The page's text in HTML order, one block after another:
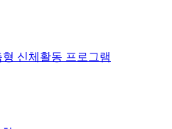
신체활동 프로그램